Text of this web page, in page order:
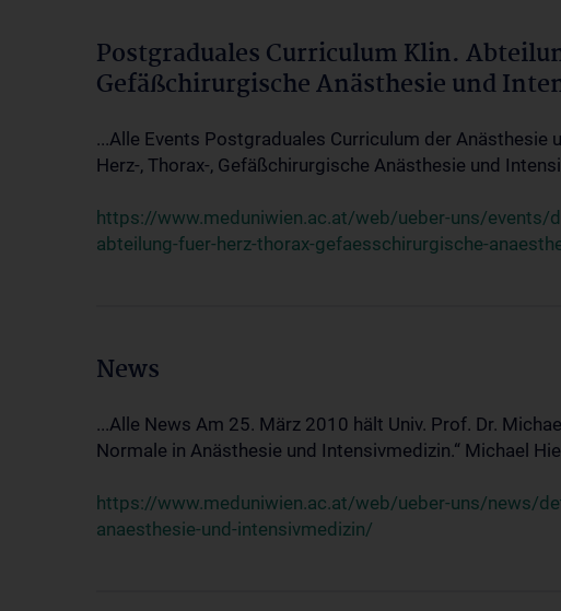
Postgraduales Curriculum Klin.
Gefäßchirurgische Anästhesie und
...Alle Events Postgraduales Curriculum der
Herz-, Thorax-, Gefäßchirurgische Anästhesie und
https://www.meduniwien.ac.at/web/ueber-uns/events/
abteilung-fuer-herz-thorax-gefaesschirurgische-
News
...Alle News Am 25. März 2010 hält Univ. Prof. Dr.
Normale in Anästhesie und Intensivmedizin.“ Michael
https://www.meduniwien.ac.at/web/ueber-uns/news/
anaesthesie-und-intensivmedizin/